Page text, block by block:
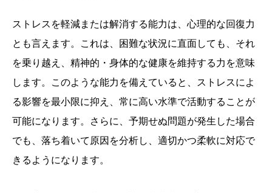
ストレスを軽減または解消する能力は、心理的な回復力
とも言えます。これは、困難な状況に直面しても、それ
を乗り越え、精神的・身体的な健康を維持する力を意味
します。このような能力を備えていると、ストレスによ
る影響を最小限に抑え、常に高い水準で活動することが
可能になります。さらに、予期せぬ問題が発生した場合
でも、落ち着いて原因を分析し、適切かつ柔軟に対応で
きるようになります。